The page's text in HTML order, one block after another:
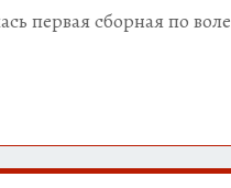
первая сборная по